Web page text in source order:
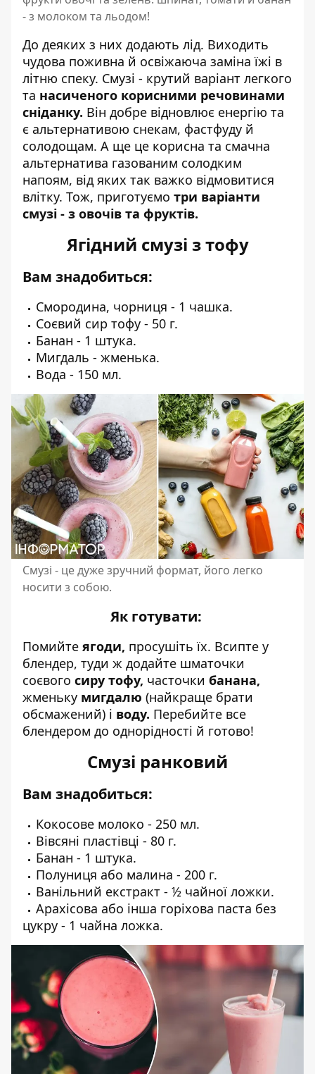
- з молоком та льодом!
До деяких з них додають лід. Виходить
чудова поживна й освіжаюча заміна їжі в
літню спеку. Смузі - крутий варіант легкого
та насиченого корисними речовинами
сніданку. Він добре відновлює енергію та
є альтернативою снекам, фастфуду й
солодощам. А ще це корисна та смачна
альтернатива газованим солодким
напоям, від яких так важко відмовитися
влітку. Тож, приготуємо три варіанти
смузі - з овочів та фруктів.
Ягідний смузі з тофу
Вам знадобиться:
Смородина, чорниця - 1 чашка.
Соєвий сир тофу - 50 г.
Банан - 1 штука.
Мигдаль - жменька.
Вода - 150 мл.
Смузі - це дуже зручний формат, його легко
носити з собою.
Як готувати:
Помийте ягоди, просушіть їх. Всипте у
блендер, туди ж додайте шматочки
соєвого сиру тофу, часточки банана,
жменьку мигдалю (найкраще брати
обсмажений) і воду. Перебийте все
блендером до однорідності й готово!
Смузі ранковий
Вам знадобиться:
Кокосове молоко - 250 мл.
Вівсяні пластівці - 80 г.
Банан - 1 штука.
Полуниця або малина - 200 г.
Ванільний екстракт - ½ чайної ложки.
Арахісова або інша горіхова паста без
цукру - 1 чайна ложка.